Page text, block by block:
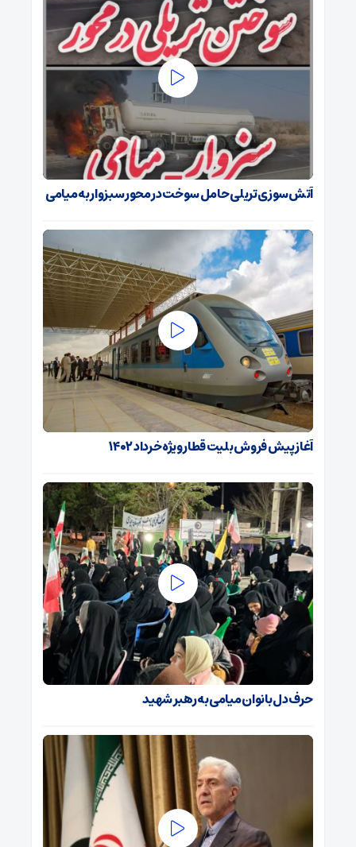
آتش‌سوزی تریلی حامل سوخت در محور سبزوار به میامی
آغاز پیش فروش بلیت قطار ویژه خرداد ۱۴۰۲
حرف دل بانوان میامی به رهبر شهید